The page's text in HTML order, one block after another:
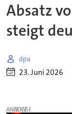
Absatz
steigt
dpa
23. Juni 2026
ANZEIGE